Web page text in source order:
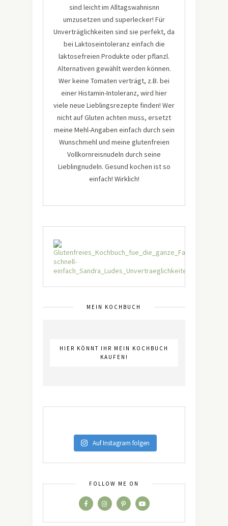
sind leicht im Alltagswahnisnn
umzusetzen und superlecker! Für
Unverträglichkeiten sind sie perfekt, da
bei Laktoseintoleranz einfach die
laktosefreien Produkte oder pflanzl.
Alternativen gewählt werden können.
Wer keine Tomaten verträgt, z.B. bei
einer Histamin-Intoleranz, wird hier
viele neue Lieblingsrezepte finden! Wer
nicht auf Gluten achten muss, ersetzt
meine Mehl-Angaben einfach durch sein
Wunschmehl und meine glutenfreien
Vollkornreisnudeln durch seine
Lieblingnudeln. Gesund kochen ist so
einfach! Wirklich!
MEIN KOCHBUCH
HIER KÖNNT IHR MEIN KOCHBUCH
KAUFEN!
Auf Instagram folgen
FOLLOW ME ON